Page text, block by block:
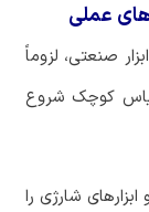
عملی
ابزار صنعتی، لزوماً
کوچک شروع
ابزارهای شارژی را